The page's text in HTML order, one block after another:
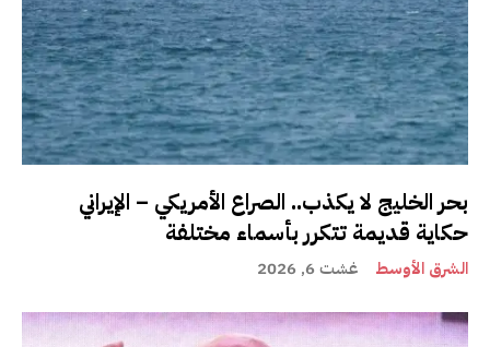
بحر الخليج لا يكذب.. الصراع الأمريكي – الإيراني
حكاية قديمة تتكرر بأسماء مختلفة
الشرق الأوسط غشت 6, 2026